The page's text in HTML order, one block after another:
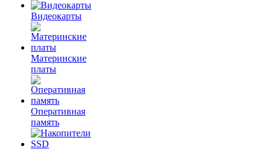
Видеокарты
Материнские
платы
Оперативная
память